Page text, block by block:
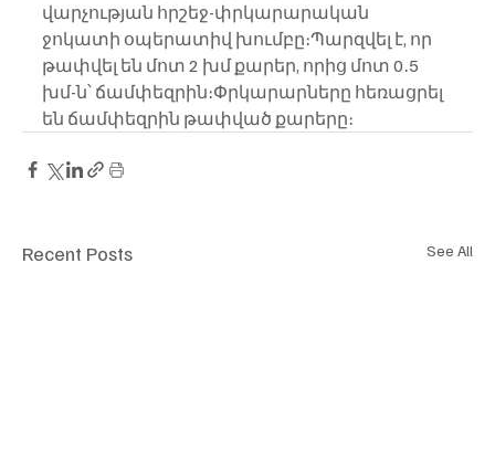
վարչության հրշեջ-փրկարարական
ջոկատի օպերատիվ խումբը։Պարզվել է, որ
թափվել են մոտ 2 խմ քարեր, որից մոտ 0․5
խմ-ն՝ ճամփեզրին։Փրկարարները հեռացրել
են ճամփեզրին թափված քարերը։
Recent Posts See All